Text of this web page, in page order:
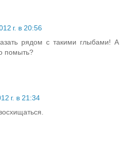
г. в 20:56
рядом с такими глыбами! А
помыть?
г. в 21:34